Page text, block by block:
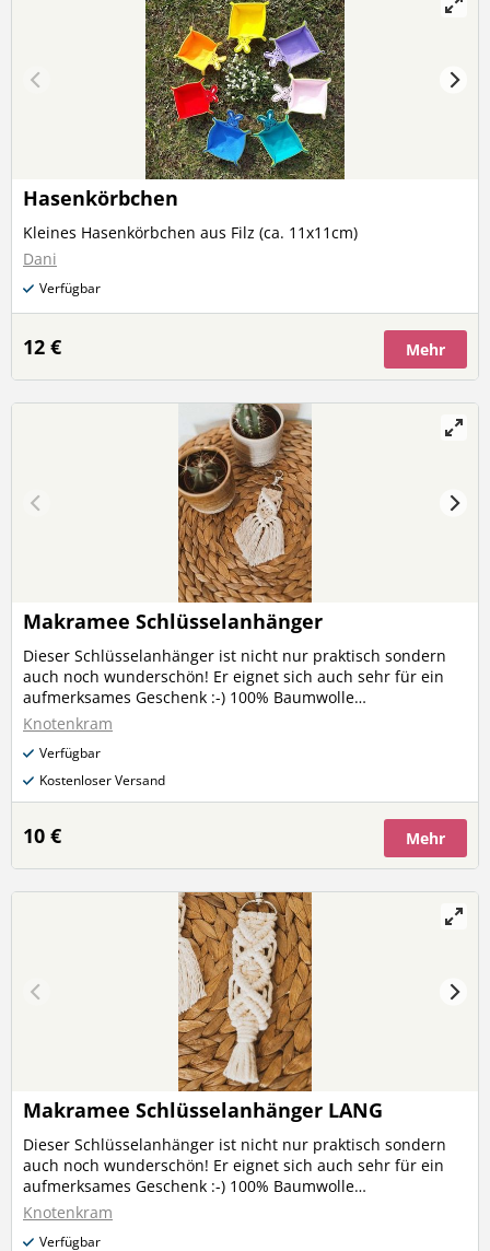
Hasenkörbchen
Kleines Hasenkörbchen aus Filz (ca. 11x11cm)
Dani
Verfügbar
12 € Mehr
Makramee Schlüsselanhänger
Dieser Schlüsselanhänger ist nicht nur praktisch sondern
auch noch wunderschön! Er eignet sich auch sehr für ein
aufmerksames Geschenk :-) 100% Baumwolle
Metallkarabiner 100% mit ganz viel Liebe selbstgemacht
Farbe: - Natur - Braun - Grau - Schwarz Bei individuellen
Farbwünschen schicke mir gerne eine Anfrage! Länge: ca.
13cm (Da es sich um ein handgemachtes Stück handelt,
kann es immer zu Abweichungen der Maße und auch der
Knotenkram
Verfügbar
Kostenloser Versand
10 € Mehr
Makramee Schlüsselanhänger LANG
Dieser Schlüsselanhänger ist nicht nur praktisch sondern
auch noch wunderschön! Er eignet sich auch sehr für ein
aufmerksames Geschenk :-) 100% Baumwolle
Metallkarabiner 100% mit ganz viel Liebe selbstgemacht
Farbe: - Natur - Braun - Grau - Schwarz Bei individuellen
Knotenkram
Verfügbar